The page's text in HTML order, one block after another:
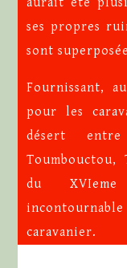
aurait été
ses propres
sont
Fournissant,
pour les
désert
du
caravanier.